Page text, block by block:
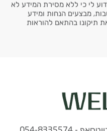
לי כי ללא מסירת המידע לא
מבצעים הנחות ומידע
את תיקונו בהתאם להוראות